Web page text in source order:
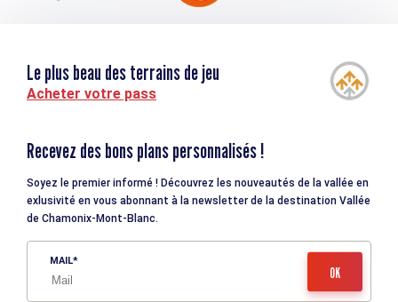
Le plus beau des terrains de jeu
Acheter votre pass
Recevez des bons plans personnalisés !
Soyez le premier informé ! Découvrez les nouveautés de la vallée en
exlusivité en vous abonnant à la newsletter de la destination Vallée
de Chamonix-Mont-Blanc.
MAIL